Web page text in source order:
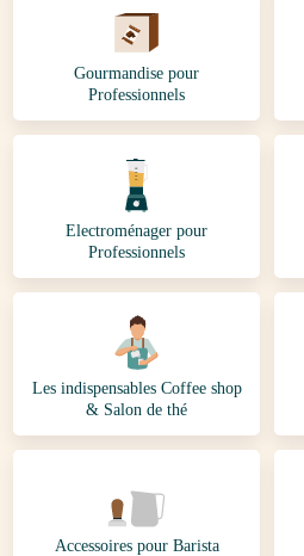
Gourmandise pour
Professionnels
Electroménager pour
Professionnels
Les indispensables Coffee shop
& Salon de thé
Accessoires pour Barista